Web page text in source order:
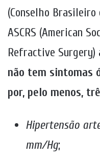
(Conselho
ASCRS (American
Refractive Surgery)
não tem sintomas
por, pelo menos,
Hipertensão
mm/Hg;